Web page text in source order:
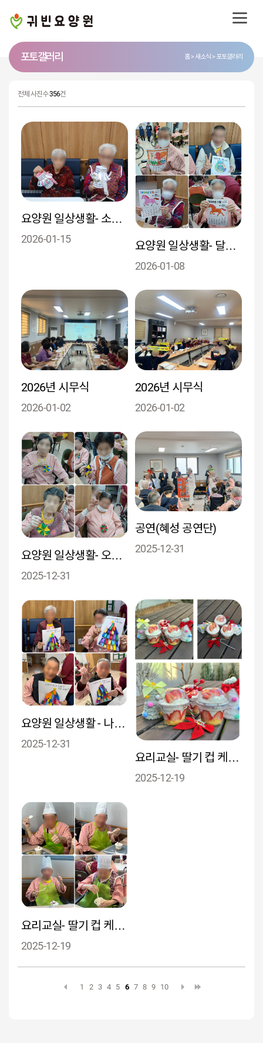
포토 갤러리 홈 새소식 포토갤러리
전체 사진수356건
요양원 일상생활- 소원등 만들기
2026-01-15 요양원 일상생활- 달력만들기
2026-01-08
2026년 시무식
2026-01-02
2026년 시무식
2026-01-02
요양원 일상생활- 오너먼트 만들기
2025-12-31
공연(혜성 공연단)
2025-12-31
요양원 일상생활 - 나만의 트리 만들기
2025-12-31
요리교실- 딸기 컵 케이크 만들기
2025-12-19
요리교실- 딸기 컵 케이크 만들기
2025-12-19
1 2 3 4 5 6 7 8 9 10